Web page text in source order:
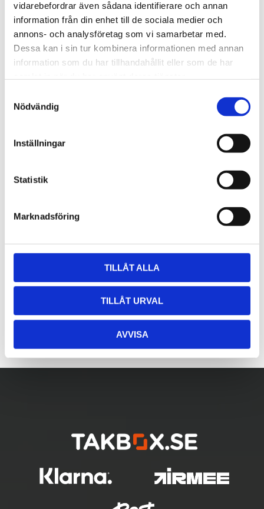
vidarebefordrar även sådana identifierare och annan
information från din enhet till de sociala medier och
annons- och analysföretag som vi samarbetar med.
Dessa kan i sin tur kombinera informationen med annan
information som du har tillhandahållit eller som de har
Nödvändig
Inställningar
Statistik
Marknadsföring
TILLÅT ALLA
TILLÅT URVAL
AVVISA
Lättmonterad
takräcken, för fordon utan
befintliga fästpunkter för
fabriksmonterade räcken.
1 795 kr
kr
Lättmonterad
Edge-takräcken, för
fordon utan befintliga
eller fabriksmonterade
räcken.
2 525kr
2 635